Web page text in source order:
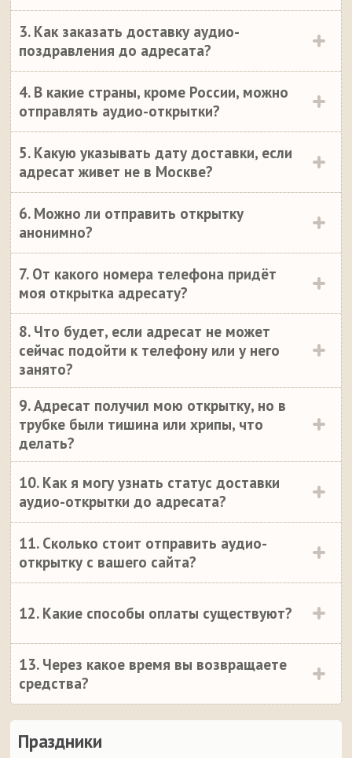
Праздники
3. Как заказать доставку аудио-
поздравления до адресата?
4. В какие страны, кроме России, можно
отправлять аудио-открытки?
5. Какую указывать дату доставки, если
адресат живет не в Москве?
6. Можно ли отправить открытку
анонимно?
7. От какого номера телефона придёт
моя открытка адресату?
8. Что будет, если адресат не может
сейчас подойти к телефону или у него
занято?
9. Адресат получил мою открытку, но в
трубке были тишина или хрипы, что
делать?
10. Как я могу узнать статус доставки
аудио-открытки до адресата?
11. Сколько стоит отправить аудио-
открытку с вашего сайта?
12. Какие способы оплаты существуют?
13. Через какое время вы возвращаете
средства?